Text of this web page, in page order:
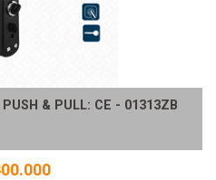
PUSH & PULL: CE - 01313ZB